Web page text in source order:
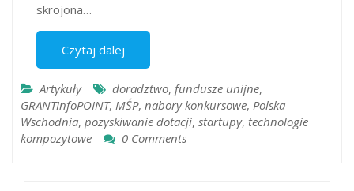
skrojona…
Czytaj dalej
Artykuły doradztwo, fundusze unijne,
GRANTInfoPOINT, MŚP, nabory konkursowe, Polska
Wschodnia, pozyskiwanie dotacji, startupy, technologie
kompozytowe
0 Comments